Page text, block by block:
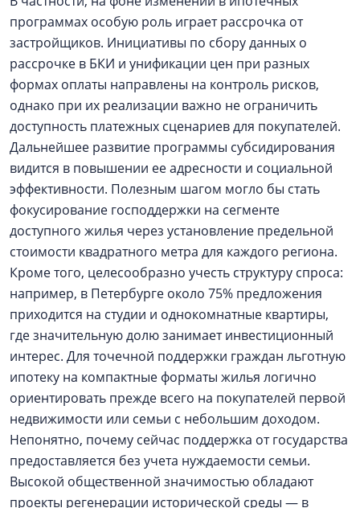
программах особую роль играет рассрочка от
застройщиков. Инициативы по сбору данных о
рассрочке в БКИ и унификации цен при разных
формах оплаты направлены на контроль рисков,
однако при их реализации важно не ограничить
доступность платежных сценариев для покупателей.
Дальнейшее развитие программы субсидирования
видится в повышении ее адресности и социальной
эффективности. Полезным шагом могло бы стать
фокусирование господдержки на сегменте
доступного жилья через установление предельной
стоимости квадратного метра для каждого региона.
Кроме того, целесообразно учесть структуру спроса:
например, в Петербурге около 75% предложения
приходится на студии и однокомнатные квартиры,
где значительную долю занимает инвестиционный
интерес. Для точечной поддержки граждан льготную
ипотеку на компактные форматы жилья логично
ориентировать прежде всего на покупателей первой
недвижимости или семьи с небольшим доходом.
Непонятно, почему сейчас поддержка от государства
предоставляется без учета нуждаемости семьи.
Высокой общественной значимостью обладают
проекты регенерации исторической среды — в